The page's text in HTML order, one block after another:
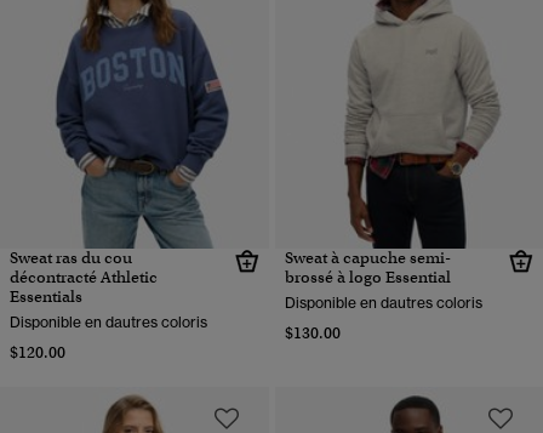
Sweat ras du cou
décontracté Athletic
Essentials
Disponible en dautres coloris
$120.00
Sweat à capuche semi-
brossé à logo Essential
Disponible en dautres coloris
$130.00